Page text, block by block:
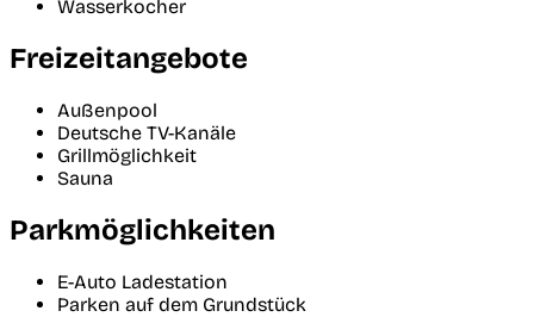
Wasserkocher
Freizeitangebote
Außenpool
Deutsche TV-Kanäle
Grillmöglichkeit
Sauna
Parkmöglichkeiten
E-Auto Ladestation
Parken auf dem Grundstück